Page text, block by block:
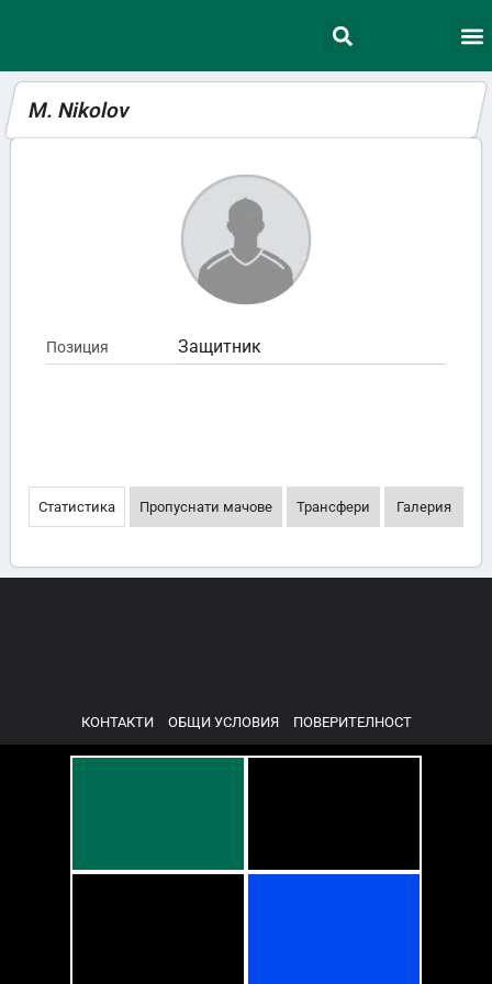
M. Nikolov
Позиция Защитник
Статистика Пропуснати мачове Трансфери Галерия
КОНТАКТИ ОБЩИ УСЛОВИЯ ПОВЕРИТЕЛНОСТ